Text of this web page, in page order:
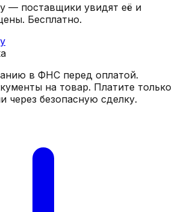
— поставщики увидят её и
Бесплатно.
в ФНС перед оплатой.
на товар. Платите только
через безопасную сделку.